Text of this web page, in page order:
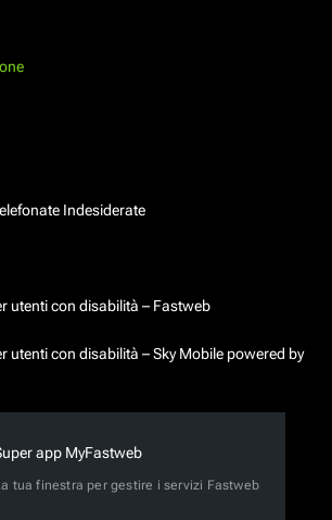
Indesiderate
utenti con disabilità – Fastweb
utenti con disabilità – Sky Mobile powered by
app MyFastweb
tua finestra per gestire i servizi Fastweb